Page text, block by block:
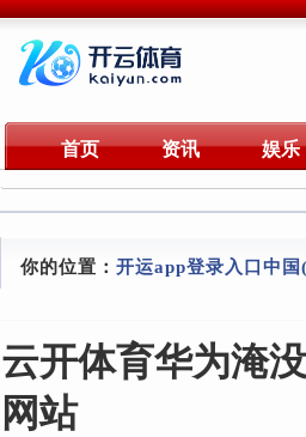
首页 资讯 娱乐
你的位置： 开运app登录入口中
云开体育华为淹
网站